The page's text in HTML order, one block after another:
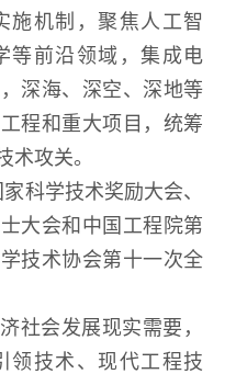
施机制，聚焦人工智
等前沿领域，集成电
深海、深空、深地等
程和重大项目，统筹
术攻关。
学技术奖励大会、
大会和中国工程院第
技术协会第十一次全
会发展现实需要，
领技术、现代工程技